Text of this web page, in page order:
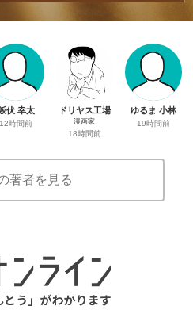
伏 幸太
12時間前
ドリヤス工場
漫画家
18時間前
ゆるま 小林
19時間前
著者を見る